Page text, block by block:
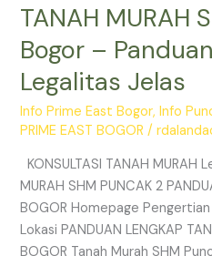
TANAH MURAH
Bogor –
Legalitas Jelas
Info Prime East Bogor,Info
PRIME EAST BOGOR /
KONSULTASI TANAH MURAH
MURAH SHM PUNCAK 2
BOGOR Homepage Pengertian
Lokasi PANDUAN LENGKAP
BOGOR Tanah Murah SHM